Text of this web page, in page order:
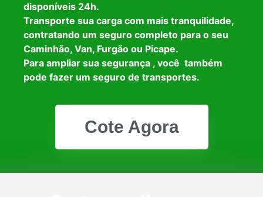
disponíveis 24h.
Transporte sua carga com mais tranquilidade,
contratando um seguro completo para o seu
Caminhão, Van, Furgão ou Picape.
Para ampliar sua segurança , você também
pode fazer um seguro de transportes.
Cote Agora